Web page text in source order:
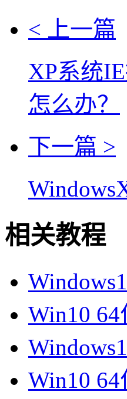
< 上一篇
XP系统
怎么办？
下一篇 >
相关教程
Win10
Win10